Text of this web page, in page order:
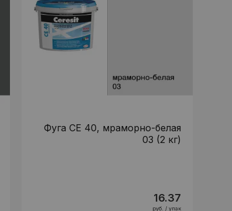
Фуга CE 40, мраморно-белая
03 (2 кг)
16.37
руб. / упак